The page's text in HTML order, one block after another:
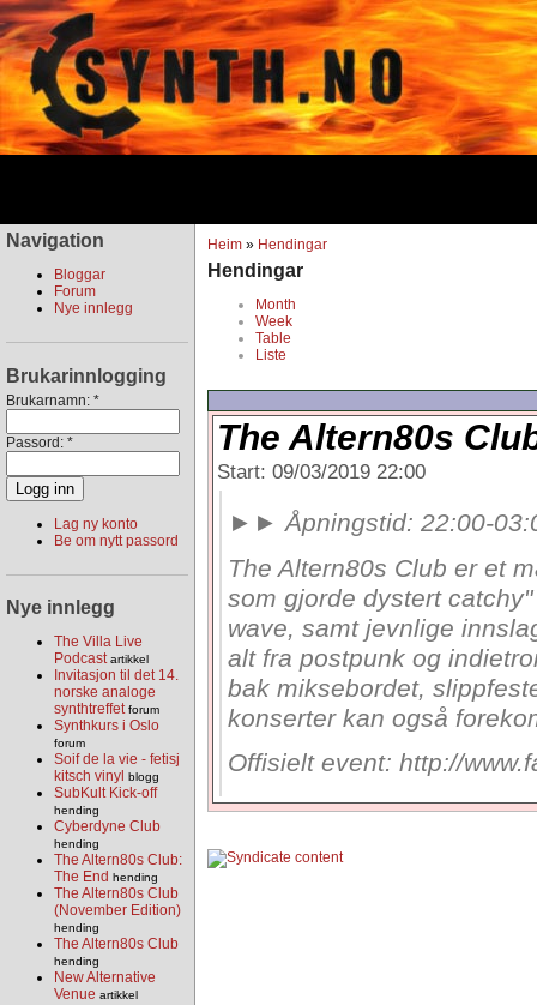
Navigation
Bloggar
Forum
Nye innlegg
Brukarinnlogging
Brukarnamn: *
Passord: *
Lag ny konto
Be om nytt passord
Nye innlegg
The Villa Live
Podcastartikkel
Invitasjon til det 14.
norske analoge
synthtreffet forum
Synthkurs i Oslo
forum
Soif de la vie - fetisj
kitsch vinyl
blogg
SubKult Kick-off
hending
Cyberdyne Club
hending
The Altern80s Club:
The End hending
The Altern80s Club
(November Edition)
hending
The Altern80s Club
hending
New Alternative
Venue artikkel
Heim » Hendingar
Hendingar
Month
Week
Table
Liste
The Altern80s
Start: 09/03/2019 22:00
►► Åpningstid: 22:00-
The Altern80s Club er et
som gjorde dystert
wave, samt jevnlige
alt fra postpunk og
bak miksebordet,
konserter kan også
Offisielt event: http://